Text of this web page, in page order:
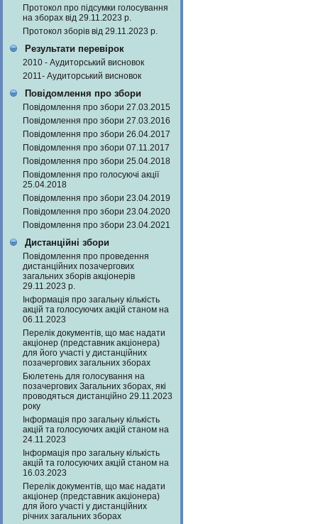
Протокол про підсумки голосування
на зборах від 29.11.2023 р.
Протокол зборів від 29.11.2023 р.
Результати перевірок
2010 - Аудиторський висновок
2011- Аудиторський висновок
Повідомлення про збори
Повідомлення про збори 27.03.2015
Повідомлення про збори 27.03.2016
Повідомлення про збори 26.04.2017
Повідомлення про збори 07.11.2017
Повідомлення про збори 25.04.2018
Повідомлення про голосуючі акції
25.04.2018
Повідомлення про збори 23.04.2019
Повідомлення про збори 23.04.2020
Повідомлення про збори 23.04.2021
Дистанційні збори
Повідомлення про проведення
дистанційних позачергових
загальних зборів акціонерів
29.11.2023 р.
Інформація про загальну кількість
акцій та голосуючих акцій станом на
06.11.2023
Перелік документів, що має надати
акціонер (представник акціонера)
для його участі у дистанційних
позачергових загальних зборах
Бюлетень для голосування на
позачергових Загальних зборах, які
проводяться дистанційно 29.11.2023
року
Інформація про загальну кількість
акцій та голосуючих акцій станом на
24.11.2023
Інформація про загальну кількість
акцій та голосуючих акцій станом на
16.03.2023
Перелік документів, що має надати
акціонер (представник акціонера)
для його участі у дистанційних
річних загальних зборах